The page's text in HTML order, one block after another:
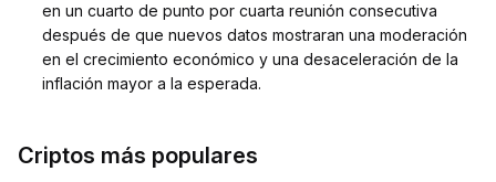
en un cuarto de punto por cuarta reunión consecutiva
después de que nuevos datos mostraran una moderación
en el crecimiento económico y una desaceleración de la
inflación mayor a la esperada.
Criptos más populares